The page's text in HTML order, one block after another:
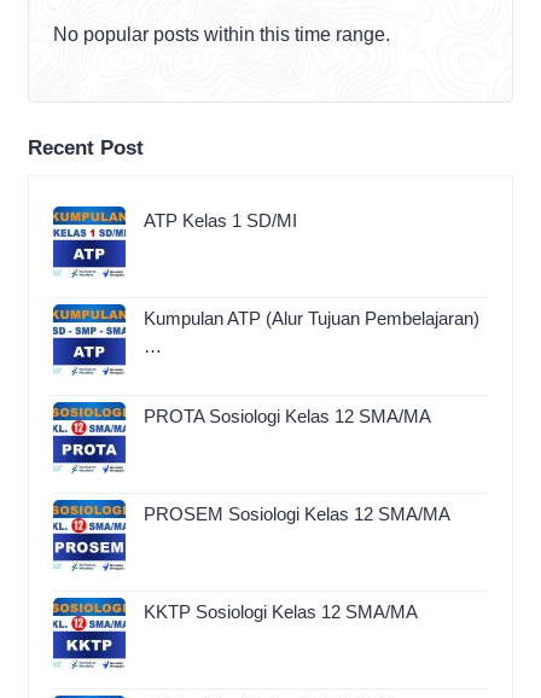
No popular posts within this time range.
Recent Post
ATP Kelas 1 SD/MI
Kumpulan ATP (Alur Tujuan Pembelajaran)
…
PROTA Sosiologi Kelas 12 SMA/MA
PROSEM Sosiologi Kelas 12 SMA/MA
KKTP Sosiologi Kelas 12 SMA/MA